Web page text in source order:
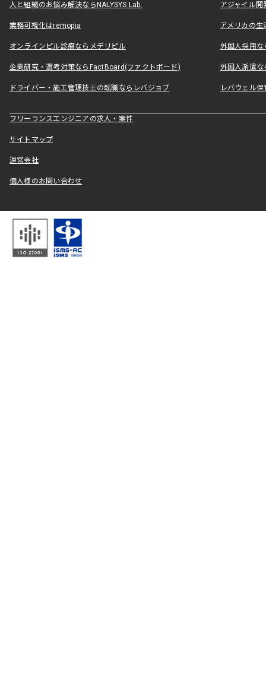
人と組織のお悩み解決ならNALYSYS Lab. アジャイル
業務可視化はremopia アメリカの
オンラインピル診療ならメデリピル 外国人採用
企業研究・選考対策ならFactBoard(ファクトボード) 外国人派遣な
ドライバー・施工管理技士の転職ならレバジョブ レバウェル
フリーランスエンジニアの求人・案件
サイトマップ
運営会社
個人様のお問い合わせ